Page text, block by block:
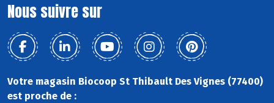
Nous suivre sur
Votre magasin Biocoop St Thibault Des Vignes (77400)
est proche de :